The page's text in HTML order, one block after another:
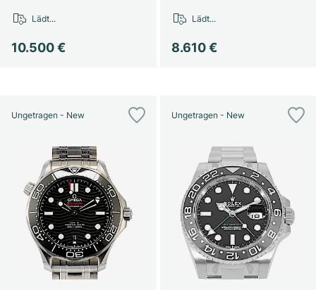
10.500 €
Lädt...
8.610 €
Lädt...
Ungetragen - New Ungetragen - New